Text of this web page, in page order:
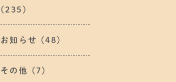
(235)
お知らせ (48)
その他 (7)